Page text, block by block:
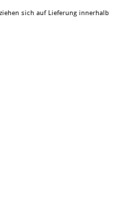
sich auf Lieferung innerhalb